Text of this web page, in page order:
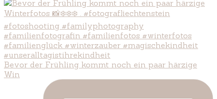
Bevor der Frühling kommt noch ein paar härzige
Win